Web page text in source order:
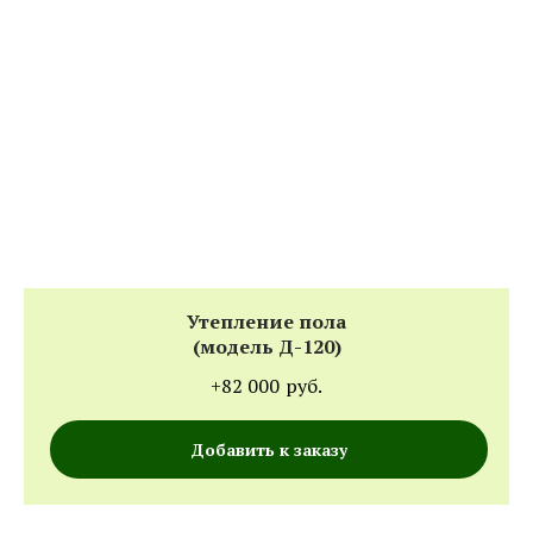
Утепление пола
(модель Д-120)
+82 000 руб.
Добавить к заказу